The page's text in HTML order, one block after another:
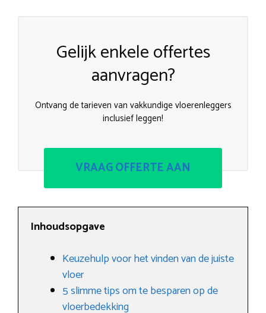
Gelijk enkele offertes
aanvragen?
Ontvang de tarieven van vakkundige vloerenleggers
inclusief leggen!
VRAAG OFFERTE AAN
Inhoudsopgave
Keuzehulp voor het vinden van de juiste
vloer
5 slimme tips om te besparen op de
vloerbedekking